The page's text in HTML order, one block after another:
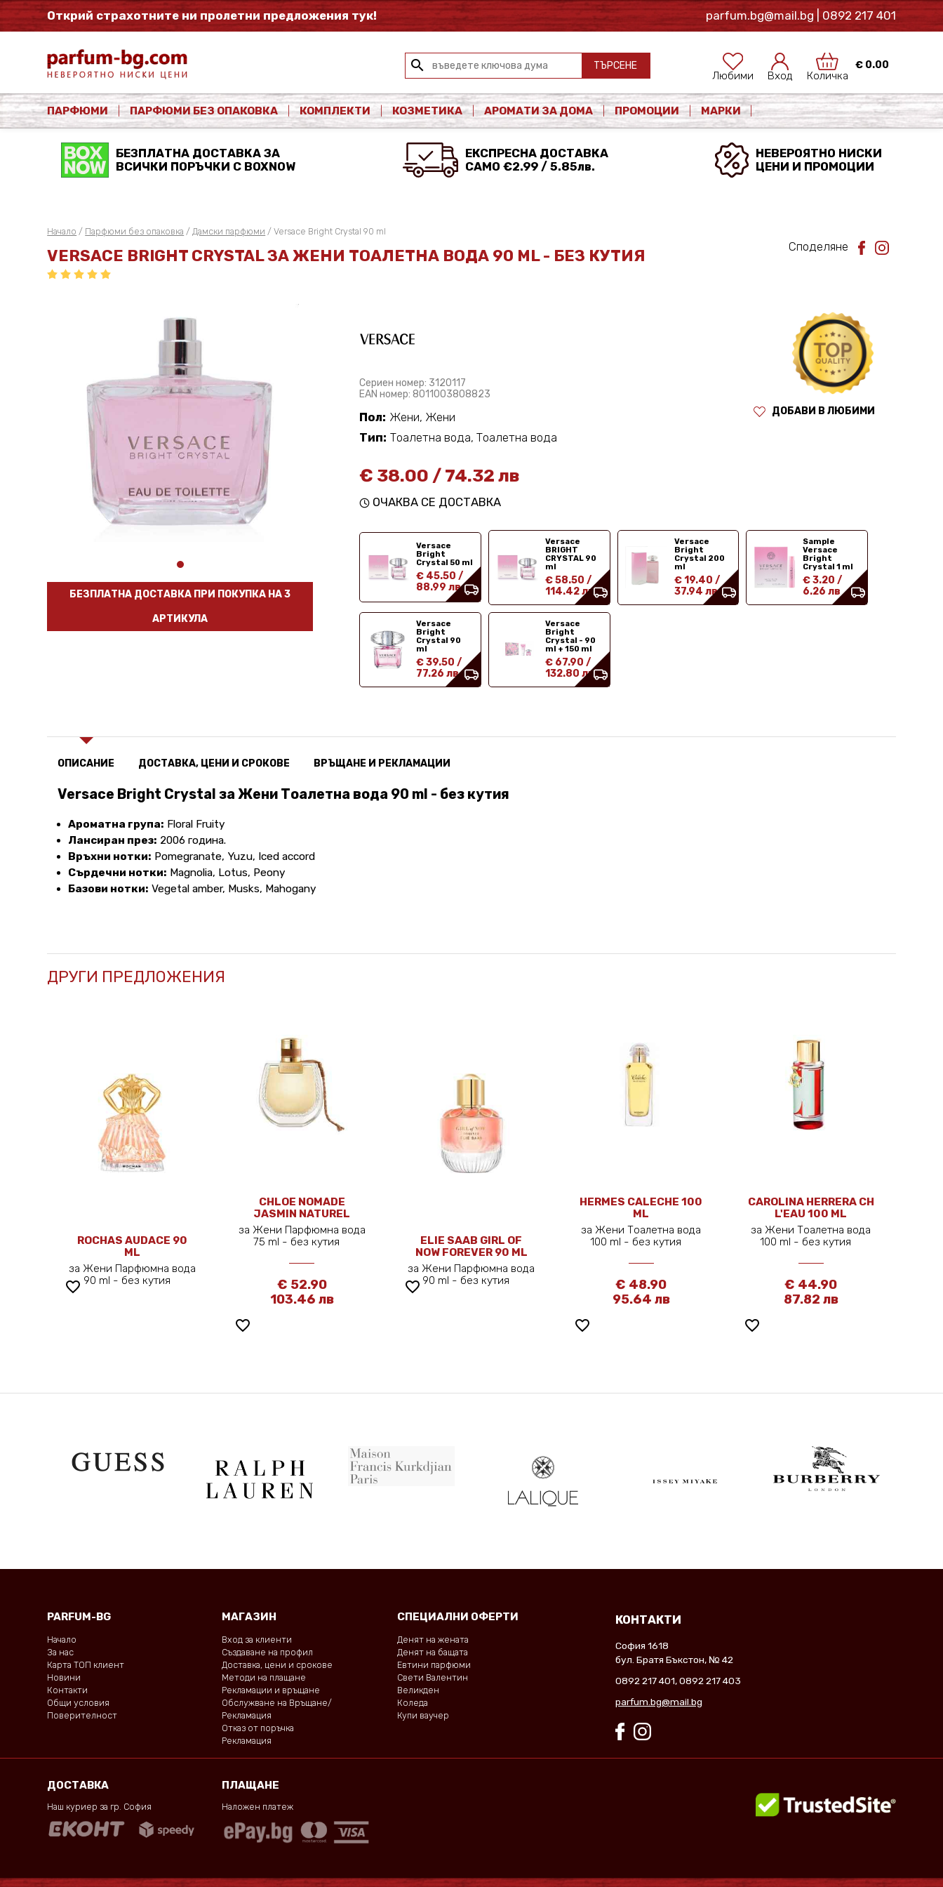
Открий страхотните ни пролетни предложения тук! parfum.bg@mail.bg| 0892 217 401
Количка
€ 0.00
Вход
Любими
search ТЪРСЕНЕ
ПАРФЮМИ ПАРФЮМИ БЕЗ ОПАКОВКА КОМПЛЕКТИ КОЗМЕТИКА АРОМАТИ ЗА ДОМА ПРОМОЦИИ МАРКИ
БЕЗПЛАТНА ДОСТАВКА ЗА
ВСИЧКИ ПОРЪЧКИ С BOXNOW
ЕКСПРЕСНА ДОСТАВКА
САМО €2.99 / 5.85лв.
НЕВЕРОЯТНО НИСКИ
ЦЕНИ И ПРОМОЦИИ
Начало / Парфюми без опаковка / Дамски парфюми / Versace Bright Crystal 90 ml
VERSACE BRIGHT CRYSTAL ЗА ЖЕНИ ТОАЛЕТНА ВОДА 90 ML - БЕЗ КУТИЯ Споделяне
БЕЗПЛАТНА ДОСТАВКА ПРИ ПОКУПКА НА 3
АРТИКУЛА
Сериен номер: 3120117
EAN номер: 8011003808823
Пол: Жени, Жени
Тип: Тоалетна вода, Тоалетна вода
€ 38.00 / 74.32 лв
ОЧАКВА СЕ ДОСТАВКА
ДОБАВИ В ЛЮБИМИ
Versace
Bright
Crystal 50 ml
€ 45.50 /
88.99 лв
Versace
BRIGHT
CRYSTAL 90
ml
€ 58.50 /
114.42 лв
Versace
Bright
Crystal 200
ml
€ 19.40 /
37.94 лв
Sample
Versace
Bright
Crystal 1 ml
€ 3.20 /
6.26 лв
Versace
Bright
Crystal 90
ml
€ 39.50 /
77.26 лв
Versace
Bright
Crystal - 90
ml + 150 ml
€ 67.90 /
132.80 лв
ОПИСАНИЕ ДОСТАВКА, ЦЕНИ И СРОКОВЕ ВРЪЩАНЕ И РЕКЛАМАЦИИ
Versace Bright Crystal за Жени Тоалетна вода 90 ml - без кутия
Ароматна група: Floral Fruity
Лансиран през: 2006 година.
Връхни нотки: Pomegranate, Yuzu, Iced accord
Сърдечни нотки: Magnolia, Lotus, Peony
Базови нотки: Vegetal amber, Musks, Mahogany
ДРУГИ ПРЕДЛОЖЕНИЯ
favorite_border
ROCHAS AUDACE 90
ML
за Жени Парфюмна вода
90 ml - без кутия
favorite_border
CHLOE NOMADE
JASMIN NATUREL
INTENSE 75 ML
за Жени Парфюмна вода
75 ml - без кутия
€ 52.90
103.46 лв
favorite_border
ELIE SAAB GIRL OF
NOW FOREVER 90 ML
за Жени Парфюмна вода
90 ml - без кутия
favorite_border
HERMES CALECHE 100
ML
за Жени Тоалетна вода
100 ml - без кутия
€ 48.90
95.64 лв
favorite_border
CAROLINA HERRERA CH
L'EAU 100 ML
за Жени Тоалетна вода
100 ml - без кутия
€ 44.90
87.82 лв
PARFUM-BG
Начало
За нас
Карта ТОП клиент
Новини
Контакти
Общи условия
Поверителност
МАГАЗИН
Вход за клиенти
Създаване на профил
Доставка, цени и срокове
Методи на плащане
Рекламации и връщане
Обслужване на Връщане/
Рекламация
Отказ от поръчка
Рекламация
СПЕЦИАЛНИ ОФЕРТИ
Денят на жената
Денят на бащата
Евтини парфюми
Свети Валентин
Великден
Коледа
Купи ваучер
КОНТАКТИ
София 1618
бул. Братя Бъкстон, № 42
0892 217 401,0892 217 403
parfum.bg@mail.bg
ДОСТАВКА
Наш куриер за гр. София
ПЛАЩАНЕ
Наложен платеж